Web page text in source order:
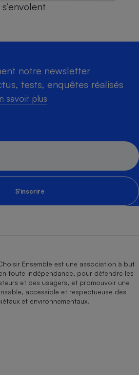
notre newsletter
tests, enquêtes réalisés
savoir plus
S'inscrire
Ensemble est une association à but
toute indépendance, pour défendre les
et des usagers, et promouvoir une
accessible et respectueuse des
et environnementaux.